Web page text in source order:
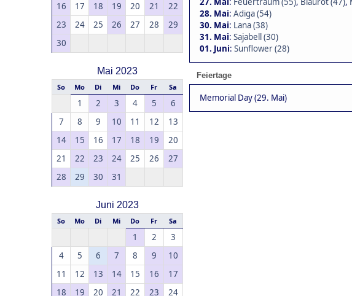
16
17 18 19 20 21
22
23
24 25 26 27 28
29
30
Mai 2023
So Mo Di Mi Do Fr Sa
1 2 3 4 5
6
7
8 9 10 11 12
13
14
15 16 17 18 19
20
21
22 23 24 25 26
27
28
29 30 31
Juni 2023
So Mo Di Mi Do Fr Sa
1 2
3
4
5 6 7 8 9
10
11
12 13 14 15 16
17
18
19 20 21 22 23 24
28. Mai: Adiga (54)
30. Mai: Lana (38)
31. Mai: Sajabell (30)
01. Juni: Sunflower (28)
Feiertage
Memorial Day (29. Mai)